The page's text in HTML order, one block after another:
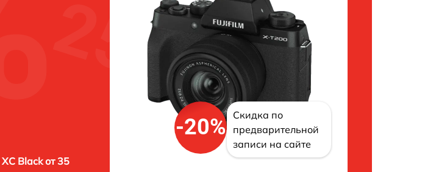
Black от 35
-20%
Скидка по
предварительной
записи на сайте